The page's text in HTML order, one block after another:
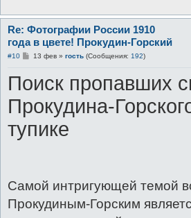
Re: Фотографии России 1910
года в цвете! Прокудин-Горский
#10
С
б
щ
н
и
13 фев» гость(Сообщения: 192)
Поиск пропавших
Прокудина-
тупике
Самой интригующей темой
Прокудиным-Горским